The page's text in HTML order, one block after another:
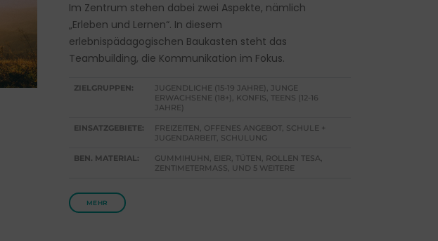
Im Zentrum stehen dabei zwei Aspekte, nämlich
„Erleben und Lernen“. In diesem
erlebnispädagogischen Baukasten steht das
Teambuilding, die Kommunikation im Fokus.
ZIELGRUPPEN:
JUGENDLICHE (15-19 JAHRE), JUNGE
ERWACHSENE (18+), KONFIS, TEENS (12-16
JAHRE)
EINSATZGEBIETE:
FREIZEITEN, OFFENES ANGEBOT, SCHULE +
JUGENDARBEIT, SCHULUNG
BEN. MATERIAL:
GUMMIHUHN, EIER, TÜTEN, ROLLEN TESA,
ZENTIMETERMASS, UND 5 WEITERE
MEHR